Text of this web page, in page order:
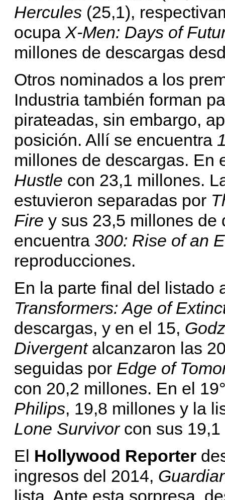
Hercules (25,1),
ocupa X-Men: Days of
millones de descargas
Otros nominados a los
Industria también forman
pirateadas, sin embargo,
posición. Allí se encuentra
millones de descargas. En
Hustle con 23,1 millones.
estuvieron separadas por
Fire y sus 23,5 millones de
encuentra 300: Rise of an
reproducciones.
En la parte final del listado
Transformers: Age of
descargas, y en el 15,
Divergentalcanzaron las
seguidas por Edge of
con 20,2 millones. En el
Philips, 19,8 millones y la
Lone Survivorcon sus 19,1
El Hollywood Reporter
ingresos del 2014,
lista. Ante esta sorpresa,